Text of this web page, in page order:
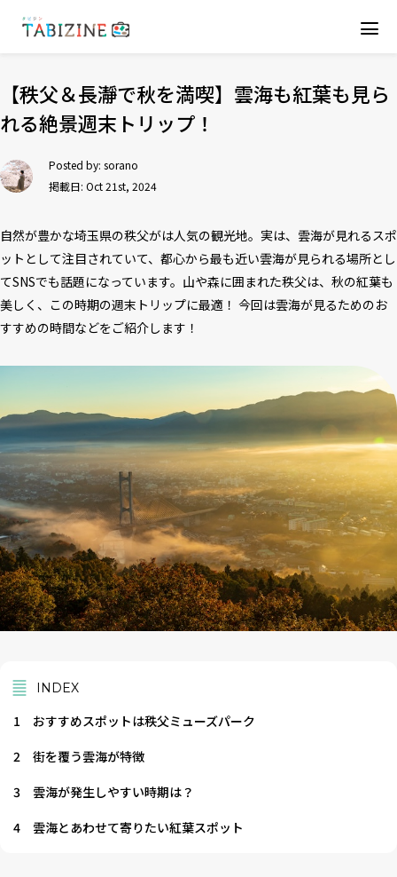
【秩父＆長瀞で秋を満喫】雲海も紅葉も見ら
れる絶景週末トリップ！
Posted by: sorano
掲載日: Oct 21st, 2024
自然が豊かな埼玉県の秩父がは人気の観光地。実は、雲海が見れるスポ
ットとして注目されていて、都心から最も近い雲海が見られる場所とし
てSNSでも話題になっています。山や森に囲まれた秩父は、秋の紅葉も
美しく、この時期の週末トリップに最適！ 今回は雲海が見るためのお
すすめの時間などをご紹介します！
INDEX
1
おすすめスポットは秩父ミューズパーク
2
街を覆う雲海が特徴
3
雲海が発生しやすい時期は？
4
雲海とあわせて寄りたい紅葉スポット